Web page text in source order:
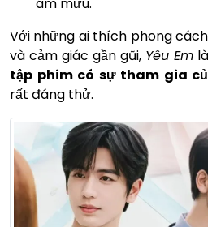
Với những ai thích phong
và cảm giác gần gũi, Yêu Em
tập phim có sự tham gia
rất đáng thử.